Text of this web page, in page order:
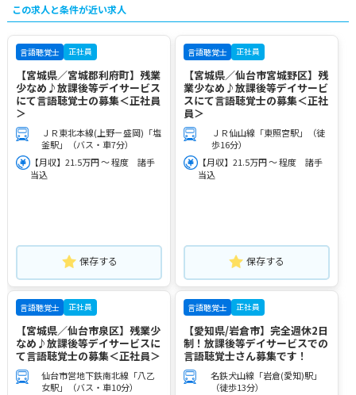
この求人と条件が近い求人
言語聴覚士 正社員
【宮城県／宮城郡利府町】残業
少なめ♪放課後等デイサービス
にて言語聴覚士の募集＜正社員
＞
ＪＲ東北本線(上野－盛岡)「塩
釜駅」（バス・車7分）
【月収】21.5万円 ～ 程度 諸手
当込
保存する
言語聴覚士 正社員
【宮城県／仙台市宮城野区】残
業少なめ♪放課後等デイサービ
スにて言語聴覚士の募集＜正社
員＞
ＪＲ仙山線「東照宮駅」（徒
歩16分）
【月収】21.5万円 ～ 程度 諸手
当込
保存する
言語聴覚士 正社員
【宮城県／仙台市泉区】残業少
なめ♪放課後等デイサービスに
て言語聴覚士の募集＜正社員＞
仙台市営地下鉄南北線「八乙
女駅」（バス・車10分）
言語聴覚士 正社員
【愛知県/岩倉市】完全週休2日
制！放課後等デイサービスでの
言語聴覚士さん募集です！
名鉄犬山線「岩倉(愛知)駅」
（徒歩13分）